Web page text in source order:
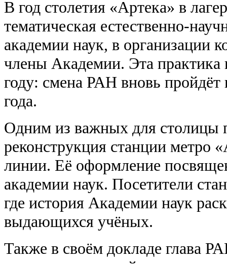
В год столетия «Артека» в
тематическая естественно-
академии наук, в организации
члены Академии. Эта практика
году: смена РАН вновь пройдёт
года.
Одним из важных для столицы
реконструкция станции метро
линии. Её оформление
академии наук. Посетители
где история Академии наук
выдающихся учёных.
Также в своём докладе глава